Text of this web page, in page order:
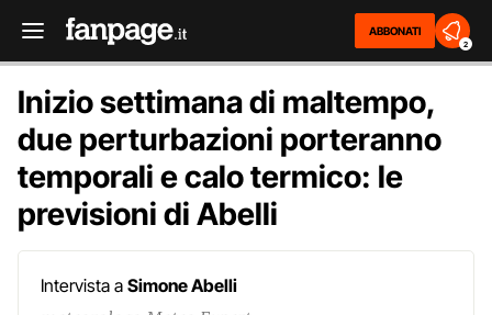
ABBONATI
2
Inizio settimana di maltempo,
due perturbazioni porteranno
temporali e calo termico: le
previsioni di Abelli
Intervista a Simone Abelli